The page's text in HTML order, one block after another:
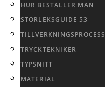
HUR BESTÄLLER MAN
STORLEKSGUIDE 53
TILLVERKNINGSPROCESS
TRYCKTEKNIKER
TYPSNITT
MATERIAL